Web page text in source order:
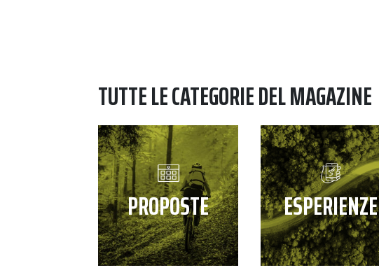
TUTTE LE CATEGORIE DEL MAGAZINE
PROPOSTE ESPERIENZE